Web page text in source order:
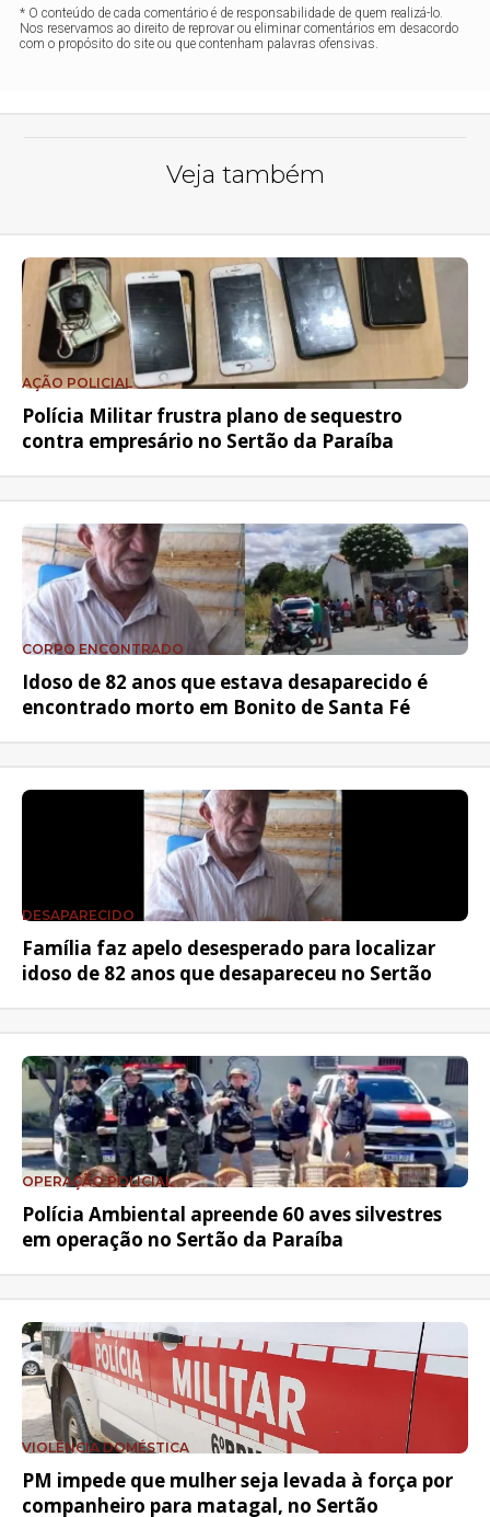
* O conteúdo de cada comentário é de responsabilidade de quem realizá-lo.
Nos reservamos ao direito de reprovar ou eliminar comentários em desacordo
com o propósito do site ou que contenham palavras ofensivas.
Veja também
AÇÃO POLICIAL
Polícia Militar frustra plano de sequestro
contra empresário no Sertão da Paraíba
CORPO ENCONTRADO
Idoso de 82 anos que estava desaparecido é
encontrado morto em Bonito de Santa Fé
DESAPARECIDO
Família faz apelo desesperado para localizar
idoso de 82 anos que desapareceu no Sertão
OPERAÇÃO POLICIAL
Polícia Ambiental apreende 60 aves silvestres
em operação no Sertão da Paraíba
VIOLÊNCIA DOMÉSTICA
PM impede que mulher seja levada à força por
companheiro para matagal, no Sertão